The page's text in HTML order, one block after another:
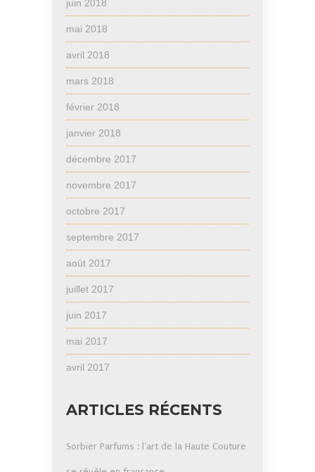
juin 2018
mai 2018
avril 2018
mars 2018
février 2018
janvier 2018
décembre 2017
novembre 2017
octobre 2017
septembre 2017
août 2017
juillet 2017
juin 2017
mai 2017
avril 2017
ARTICLES RÉCENTS
Sorbier Parfums : l’art de la Haute Couture